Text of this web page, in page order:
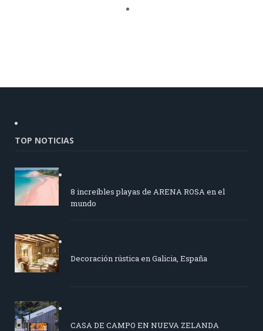
TOP NOTICIAS
8 increíbles playas de ARENA ROSA en el
mundo
Decoración rústica en Galicia, España
CASA DE CAMPO EN NUEVA ZELANDA